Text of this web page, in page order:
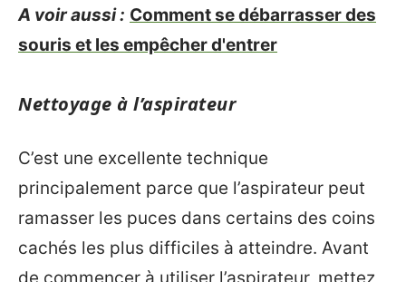
A voir aussi : Comment se débarrasser des
souris et les empêcher d'entrer
Nettoyage à l’aspirateur
C’est une excellente technique
principalement parce que l’aspirateur peut
ramasser les puces dans certains des coins
cachés les plus difficiles à atteindre. Avant
de commencer à utiliser l’aspirateur, mettez